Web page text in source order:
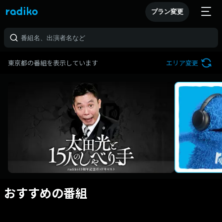
プラン変更
東京都の番組を表示しています エリア変更
おすすめの番組